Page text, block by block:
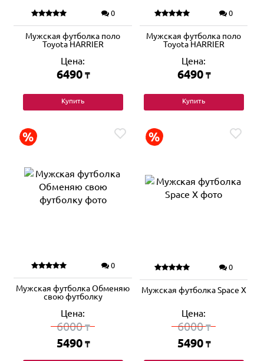
0
Мужская футболка поло
Toyota HARRIER
Цена:
6490 ₸
Купить
0
Мужская футболка поло
Toyota HARRIER
Цена:
6490 ₸
Купить
0
Мужская футболка Обменяю
свою футболку
Цена:
6000₸
5490 ₸
0
Мужская футболка Space X
Цена:
6000₸
5490 ₸